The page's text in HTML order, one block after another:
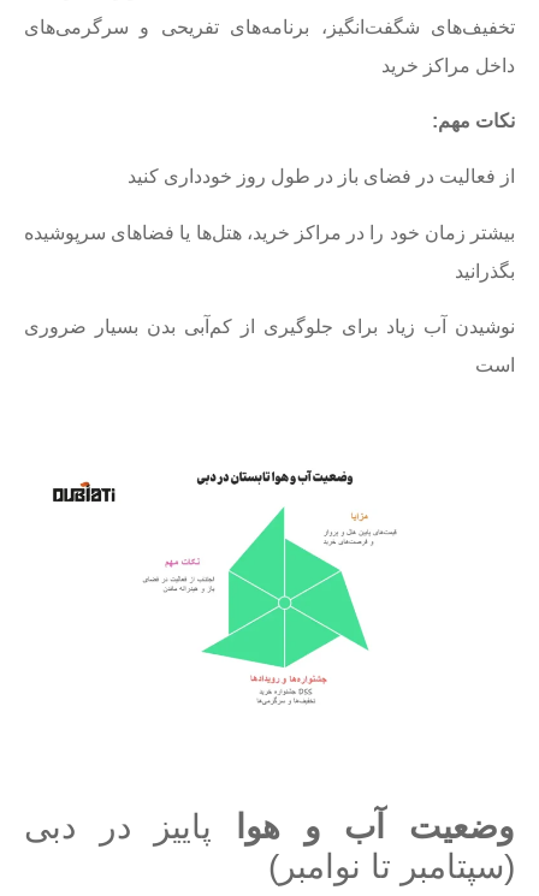
تخفیف‌های شگفت‌انگیز، برنامه‌های تفریحی و سرگرمی‌های
داخل مراکز خرید
نکات مهم:
از فعالیت در فضای باز در طول روز خودداری کنید
بیشتر زمان خود را در مراکز خرید، هتل‌ها یا فضاهای سرپوشیده
بگذرانید
نوشیدن آب زیاد برای جلوگیری از کم‌آبی بدن بسیار ضروری
است
وضعیت آب و هوا
پاییز در دبی
(سپتامبر تا نوامبر)